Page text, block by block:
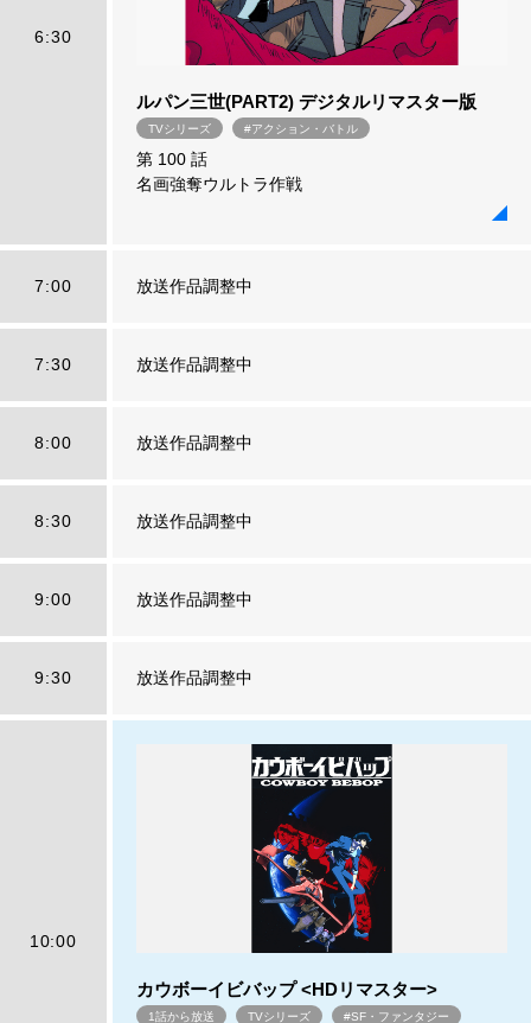
6:30
ルパン三世(PART2) デジタルリマスター版
TVシリーズ #アクション・バトル
第 100 話
名画強奪ウルトラ作戦
7:00 放送作品調整中
7:30 放送作品調整中
8:00 放送作品調整中
8:30 放送作品調整中
9:00 放送作品調整中
9:30 放送作品調整中
10:00
カウボーイビバップ <HDリマスター>
1話から放送 TVシリーズ #SF・ファンタジー